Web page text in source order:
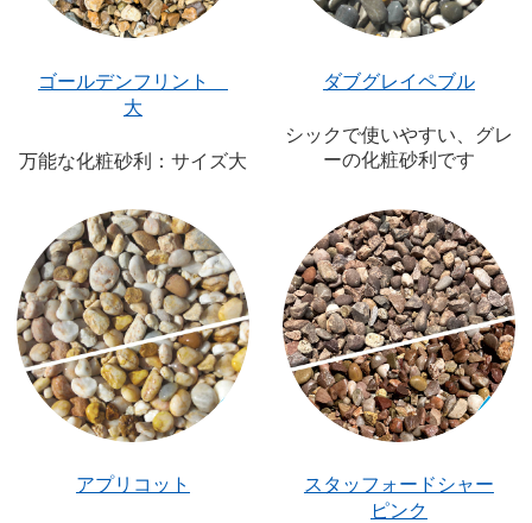
ゴールデンフリント
大
万能な化粧砂利：サイズ大
ダブグレイペブル
シックで使いやすい、グレ
ーの化粧砂利です
アプリコット
スタッフォードシャー
ピンク